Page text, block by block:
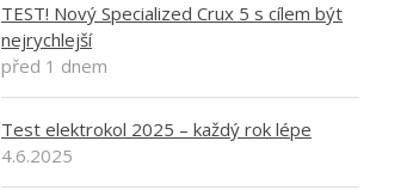
TEST! Nový Specialized Crux 5 s cílem být
nejrychlejší
před 1 dnem
Test elektrokol 2025 – každý rok lépe
4.6.2025